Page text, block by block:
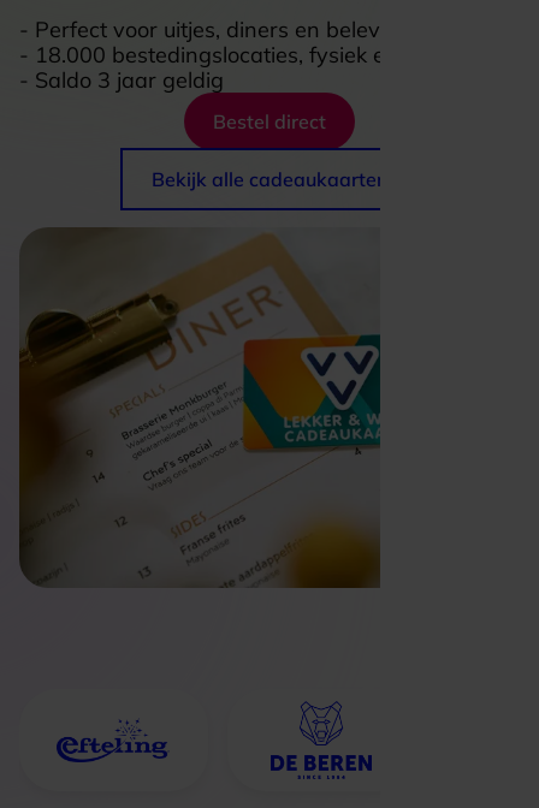
- Perfect voor uitjes, diners en belevenissen
- 18.000 bestedingslocaties, fysiek en online
- Saldo 3 jaar geldig
Bestel direct
Bekijk alle cadeaukaarten